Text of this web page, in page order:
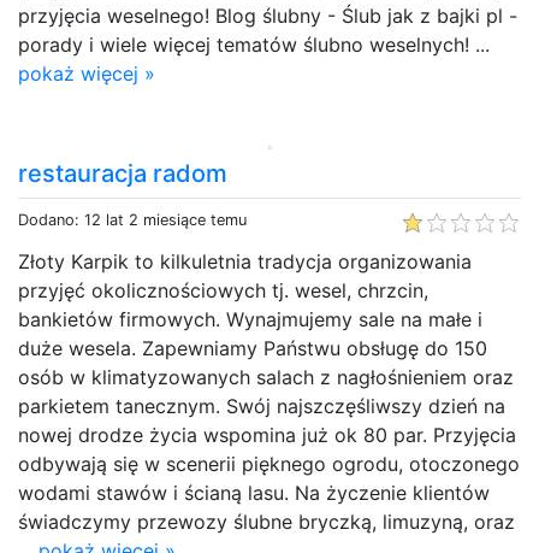
przyjęcia weselnego! Blog ślubny - Ślub jak z bajki pl -
porady i wiele więcej tematów ślubno weselnych! ...
pokaż więcej »
restauracja radom
Dodano: 12 lat 2 miesiące temu
Złoty Karpik to kilkuletnia tradycja organizowania
przyjęć okolicznościowych tj. wesel, chrzcin,
bankietów firmowych. Wynajmujemy sale na małe i
duże wesela. Zapewniamy Państwu obsługę do 150
osób w klimatyzowanych salach z nagłośnieniem oraz
parkietem tanecznym. Swój najszczęśliwszy dzień na
nowej drodze życia wspomina już ok 80 par. Przyjęcia
odbywają się w scenerii pięknego ogrodu, otoczonego
wodami stawów i ścianą lasu. Na życzenie klientów
świadczymy przewozy ślubne bryczką, limuzyną, oraz